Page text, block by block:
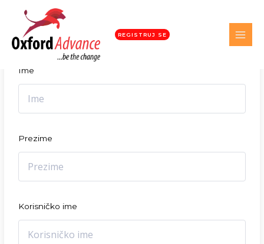
REGISTRUJ SE
Student registracija
Ime
Prezime
Korisničko ime